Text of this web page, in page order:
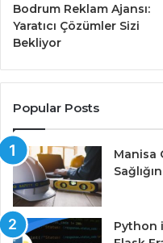
Bodrum Reklam Ajansı:
Yaratıcı Çözümler Sizi
Bekliyor
Popular Posts
Manisa
Python